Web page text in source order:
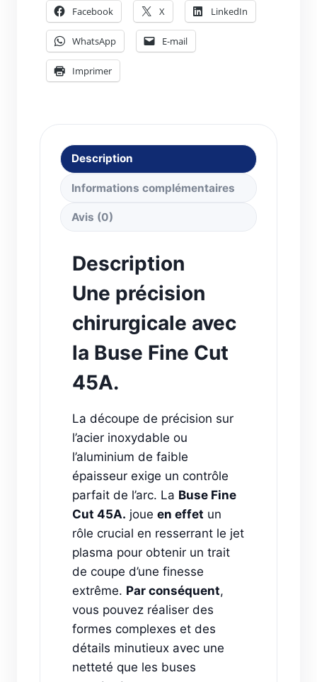
Facebook X LinkedIn
WhatsApp E-mail
Imprimer
Description
Informations complémentaires
Avis (0)
Description
Une précision
chirurgicale avec
la Buse Fine Cut
45A.
La découpe de précision sur
l’acier inoxydable ou
l’aluminium de faible
épaisseur exige un contrôle
parfait de l’arc. La Buse Fine
Cut 45A. joue en effet un
rôle crucial en resserrant le jet
plasma pour obtenir un trait
de coupe d’une finesse
extrême. Par conséquent,
vous pouvez réaliser des
formes complexes et des
détails minutieux avec une
netteté que les buses